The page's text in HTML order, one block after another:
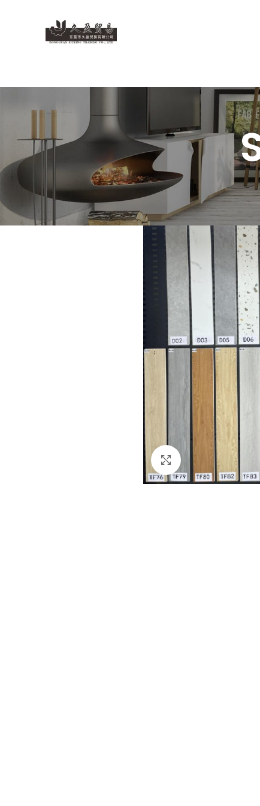
Click to enlarge